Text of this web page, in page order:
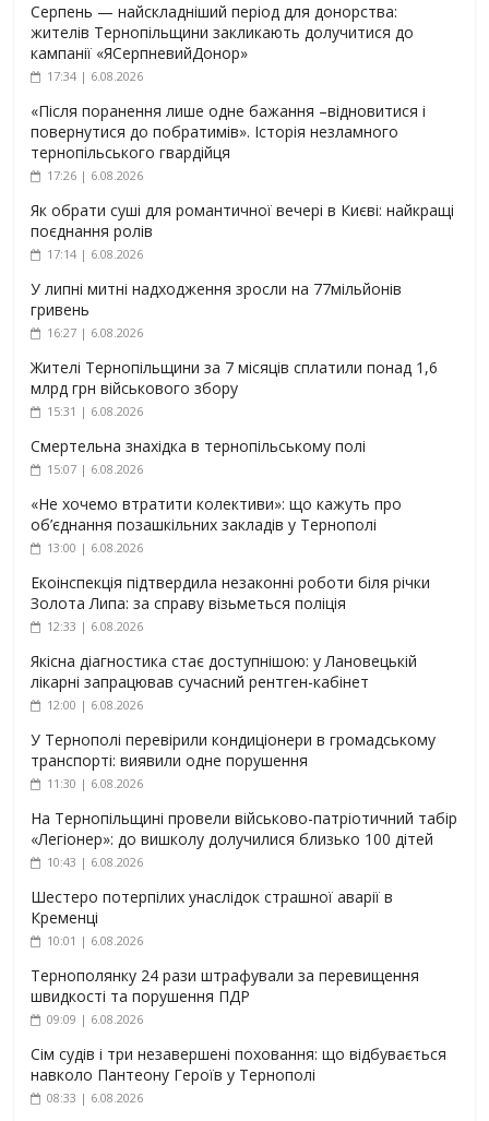
Серпень — найскладніший період для донорства:
жителів Тернопільщини закликають долучитися до
кампанії «ЯСерпневийДонор»
17:34 | 6.08.2026
«Після поранення лише одне бажання –відновитися і
повернутися до побратимів». Історія незламного
тернопільського гвардійця
17:26 | 6.08.2026
Як обрати суші для романтичної вечері в Києві: найкращі
поєднання ролів
17:14 | 6.08.2026
У липні митні надходження зросли на 77мільйонів
гривень
16:27 | 6.08.2026
Жителі Тернопільщини за 7 місяців сплатили понад 1,6
млрд грн військового збору
15:31 | 6.08.2026
Смертельна знахідка в тернопільському полі
15:07 | 6.08.2026
«Не хочемо втратити колективи»: що кажуть про
об’єднання позашкільних закладів у Тернополі
13:00 | 6.08.2026
Екоінспекція підтвердила незаконні роботи біля річки
Золота Липа: за справу візьметься поліція
12:33 | 6.08.2026
Якісна діагностика стає доступнішою: у Лановецькій
лікарні запрацював сучасний рентген-кабінет
12:00 | 6.08.2026
У Тернополі перевірили кондиціонери в громадському
транспорті: виявили одне порушення
11:30 | 6.08.2026
На Тернопільщині провели військово-патріотичний табір
«Легіонер»: до вишколу долучилися близько 100 дітей
10:43 | 6.08.2026
Шестеро потерпілих унаслідок страшної аварії в
Кременці
10:01 | 6.08.2026
Тернополянку 24 рази штрафували за перевищення
швидкості та порушення ПДР
09:09 | 6.08.2026
Сім судів і три незавершені поховання: що відбувається
навколо Пантеону Героїв у Тернополі
08:33 | 6.08.2026